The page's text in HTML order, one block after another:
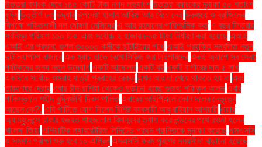
উত্তরা ব্যাংক দেবে ১৪৫ কোটি টাকা নগদ লভ্যাংশ উত্তরা ব্যাংকের মুনাফা ৫০ শতাংশ
বৃদ্ধি উত্তীর্ণ ৮৩ উদ্ধার উপদেষ্টা হাসান আরিফ আর বেঁচে নেই উরুগুয়ে ও ব্রাজিলের
বিপক্ষে শক্তিশালী দল ঘোষণা মেসিদের এ আর রহমানের পারিশ্রমিক কত এ বছর ফিতরার
সর্বনিম্ন পরিমাণ ১১০ টাকা এবং সর্বোচ্চ ২ হাজার ৮০৫ টাকা নির্ধারণ করা হয়েছে এআই
এআই এর প্রভাব: গুগল ৩০০০০ কর্মীকে ছাঁটাইয়ের পথে এআই প্রযুক্তি সম্বলিত নতুন
দুটি ল্যাপটপ বাজারে এক ম্যাচ হাতে রেখে সিরিজ জয় টাইগারদের একই অ্যাপে সব সেবা:
পর্যটকদের জন্য নতুন উদ্যোগ একটি আন্দোলন একটি বই একটি বার্গারের দাম ৫ লাখ
একদিনে সর্বোচ্চ ওমরাহ যাত্রী প্রবাহের রেকর্ড এখন আর না খেয়ে থাকতে হয় না এবং
তারুণ্যের দ্রোহ এবার চীন-রাশিয়া থেকেও ছড়ানো হচ্ছে গুজব: শফিকুল আলম এবার
পাকিস্তানে শহীদ বুদ্ধিজীবী দিবস পালিত এবারের আইপিএলে কোন দলের নেতৃত্বে
আছেন কে?. এবি পার্টিতে যোগ দিলেন বিশিষ্ট ব্যবসায়ী আবু রাইয়ান আশয়ারী এয়ার
অ্যাম্বুলেন্সে ঢাকার হজরত শাহজালাল বিমানবন্দর ত্যাগ করে লন্ডনের পথে রওনা হলেন
খালেদা জিয়া এশিয়াটিক ল্যাবরেটরিজ লিমিটেড প্রথম প্রান্তিকে মুনাফা করেছে এসএসসি
ও সমমান পরীক্ষা শুরু হবে ১০ এপ্রিল এসএসসি ফরম পূরণের সময়সীমা বাড়ানো হয়েছে